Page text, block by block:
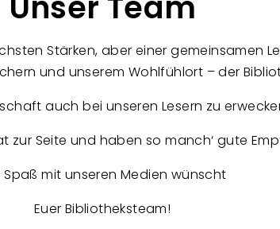
Stärken, aber einer gemeinsamen
und unserem Wohlfühlort – der
auch bei unseren Lesern zu
zur Seite und haben so manch‘ gute
Spaß mit unseren Medien wünscht
Euer Bibliotheksteam!